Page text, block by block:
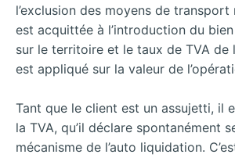
l’exclusion des moyens de transport
est acquittée à l’introduction du
sur le territoire et le taux de TVA de
est appliqué sur la valeur de
Tant que le client est un assujetti, il
la TVA, qu’il déclare spontanément
mécanisme de l’auto liquidation.